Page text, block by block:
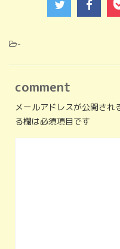
-
comment
メールアドレスが公開され
る欄は必須項目です